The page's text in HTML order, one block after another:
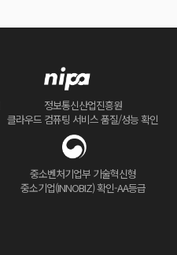
정보통신산업진흥원
클라우드 컴퓨팅 서비스 품질/성능 확인
중소벤처기업부 기술혁신형
중소기업(INNOBIZ) 확인-AA등급